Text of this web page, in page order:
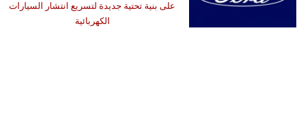
على بنية تحتية جديدة لتسريع انتشار السيارات
الكهربائية